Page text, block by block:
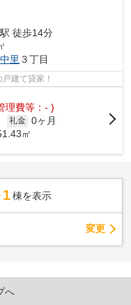
駅 徒歩14分
里 ３丁目
建て貸家！
理費等：- )
礼金 0ヶ月
㎡
1 棟を表示
変更
へ